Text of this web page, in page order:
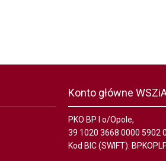
Konto główne
PKO BP I o/Opole,
39 1020 3668 0000 5902
Kod BIC (SWIFT):